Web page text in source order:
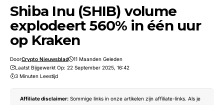
Shiba Inu (SHIB) volume
explodeert 560% in één uur
op Kraken
DoorCrypto Nieuwsblad
11 Maanden Geleden
Laatst Bijgewerkt Op: 22 September 2025, 16:42
3 Minuten Leestijd
Affiliate disclaimer: Sommige links in onze artikelen zijn affiliate-links. Als je